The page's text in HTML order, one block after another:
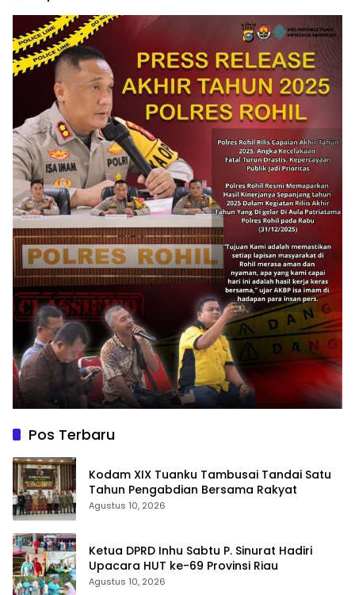
Pos Terbaru
Kodam XIX Tuanku Tambusai Tandai Satu
Tahun Pengabdian Bersama Rakyat
Agustus 10, 2026
Ketua DPRD Inhu Sabtu P. Sinurat Hadiri
Upacara HUT ke-69 Provinsi Riau
Agustus 10, 2026